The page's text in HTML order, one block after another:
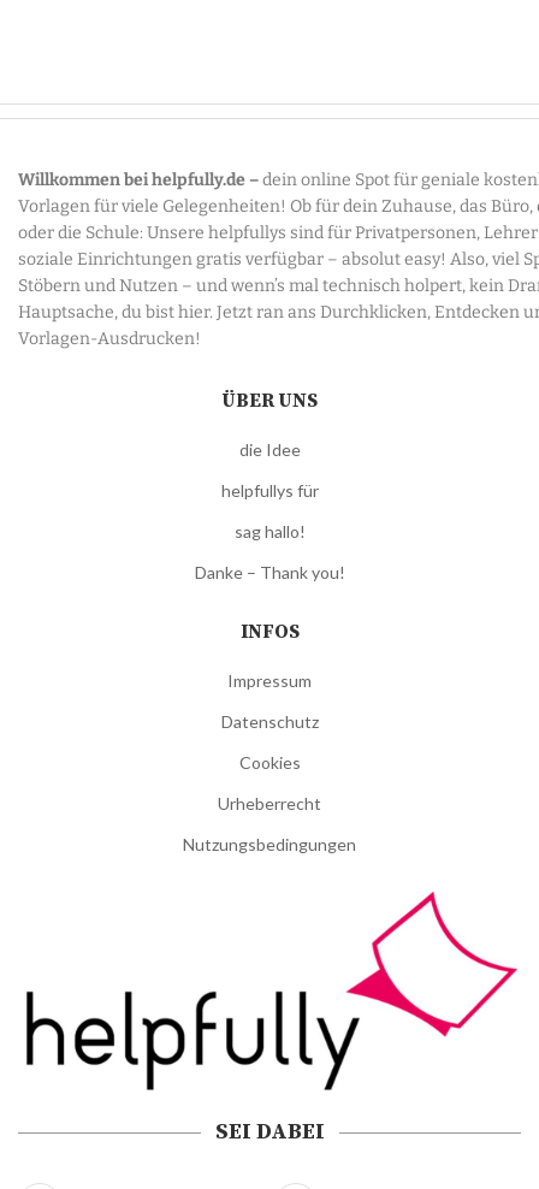
Willkommen bei helpfully.de –dein online Spot für geniale
Vorlagen für viele Gelegenheiten! Ob für dein Zuhause, das Büro,
oder die Schule: Unsere helpfullys sind für Privatpersonen,
soziale Einrichtungen gratis verfügbar – absolut easy! Also, viel
Stöbern und Nutzen – und wenn’s mal technisch holpert, kein
Hauptsache, du bist hier. Jetzt ran ans Durchklicken, Entdecken
Vorlagen-Ausdrucken!
ÜBER UNS
die Idee
helpfullys für
sag hallo!
Danke – Thank you!
INFOS
Impressum
Datenschutz
Cookies
Urheberrecht
Nutzungsbedingungen
SEI DABEI